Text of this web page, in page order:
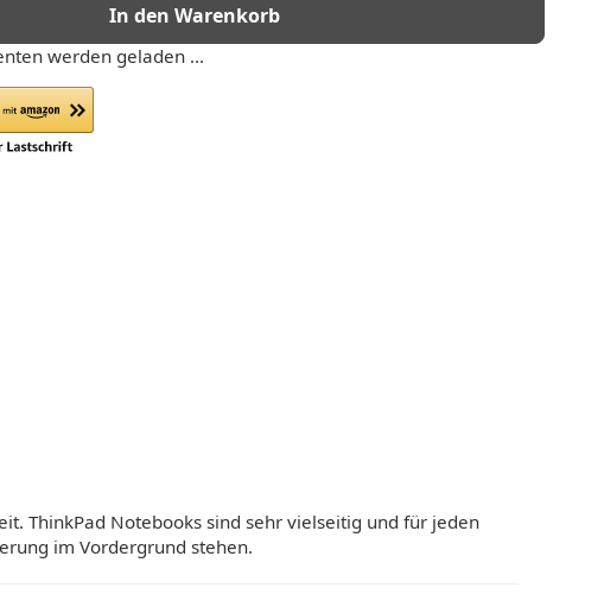
In den Warenkorb
werden geladen ...
ThinkPad Notebooks sind sehr vielseitig und für jeden
im Vordergrund stehen.